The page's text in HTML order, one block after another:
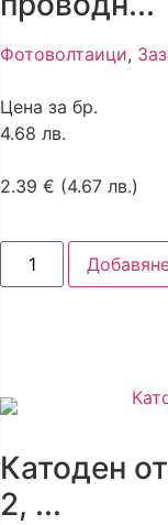
Фотоволтаици,
Цена за бр.
4.68 лв.
2.39 € (4.67 лв.)
Катоден
2, ...